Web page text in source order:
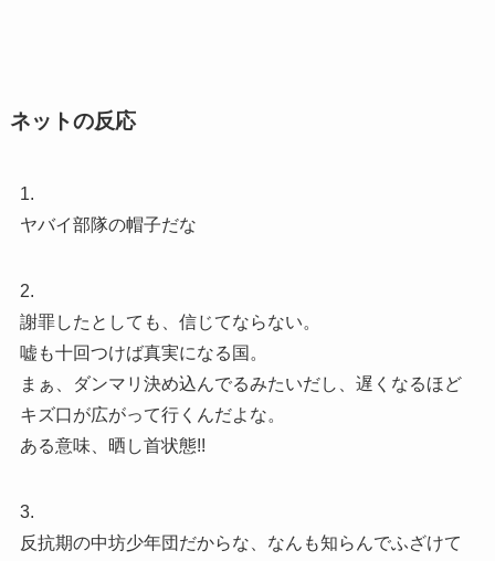
ネットの反応
1.
ヤバイ部隊の帽子だな
2.
謝罪したとしても、信じてならない。
嘘も十回つけば真実になる国。
まぁ、ダンマリ決め込んでるみたいだし、遅くなるほど
キズ口が広がって行くんだよな。
ある意味、晒し首状態!!
3.
反抗期の中坊少年団だからな、なんも知らんでふざけて